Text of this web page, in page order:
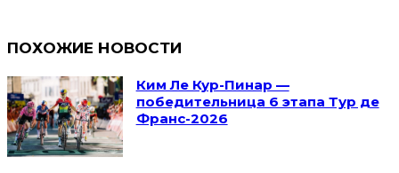
ПОХОЖИЕ НОВОСТИ
Ким Ле Кур-Пинар —
победительница 6 этапа Тур де
Франс-2026